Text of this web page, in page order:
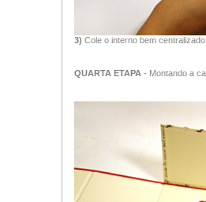
3) Cole o interno bem
QUARTA ETAPA - Montando a